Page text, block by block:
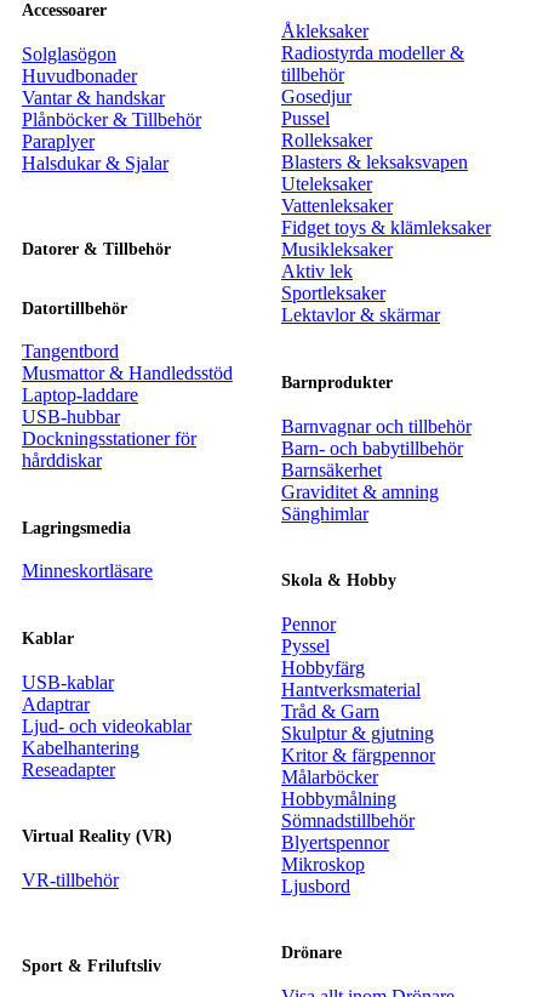
Accessoarer
Solglasögon
Huvudbonader
Vantar & handskar
Plånböcker & Tillbehör
Paraplyer
Halsdukar & Sjalar
Datorer & Tillbehör
Datortillbehör
Tangentbord
Musmattor & Handledsstöd
Laptop-laddare
USB-hubbar
Dockningsstationer för
hårddiskar
Lagringsmedia
Minneskortläsare
Kablar
USB-kablar
Adaptrar
Ljud- och videokablar
Kabelhantering
Reseadapter
Virtual Reality (VR)
VR-tillbehör
Sport & Friluftsliv
Åkleksaker
Radiostyrda modeller &
tillbehör
Gosedjur
Pussel
Rolleksaker
Blasters & leksaksvapen
Uteleksaker
Vattenleksaker
Fidget toys & klämleksaker
Musikleksaker
Aktiv lek
Sportleksaker
Lektavlor & skärmar
Barnprodukter
Barnvagnar och tillbehör
Barn- och babytillbehör
Barnsäkerhet
Graviditet & amning
Sänghimlar
Skola & Hobby
Pennor
Pyssel
Hobbyfärg
Hantverksmaterial
Tråd & Garn
Skulptur & gjutning
Kritor & färgpennor
Målarböcker
Hobbymålning
Sömnadstillbehör
Blyertspennor
Mikroskop
Ljusbord
Drönare